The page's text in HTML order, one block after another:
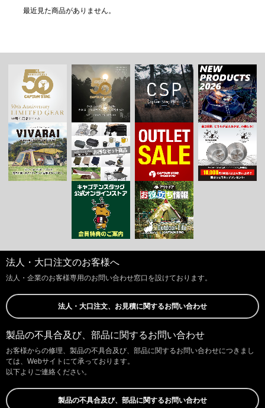
最近見た商品がありません。
法人・大口注文のお客様へ
法人・企業のお客様専用のお問い合わせ窓口を設けております。
法人・大口注文、お見積に関するお問い合わせ
製品の不具合及び、部品に関するお問い合わせ
お客様からの修理、製品の不具合及び、部品に関するお問い合わせにつきまし
ては、Webサイトにて承っております。
以下よりご連絡ください。
製品の不具合及び、部品に関するお問い合わせ